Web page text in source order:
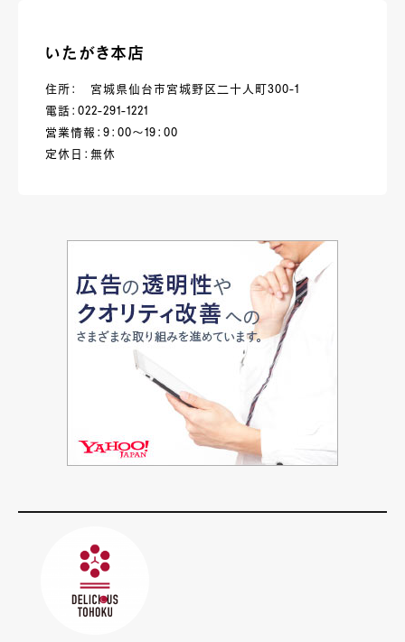
いたがき本店
住所： 宮城県仙台市宮城野区二十人町300-1
電話：022-291-1221
営業情報：9：00～19：00
定休日：無休